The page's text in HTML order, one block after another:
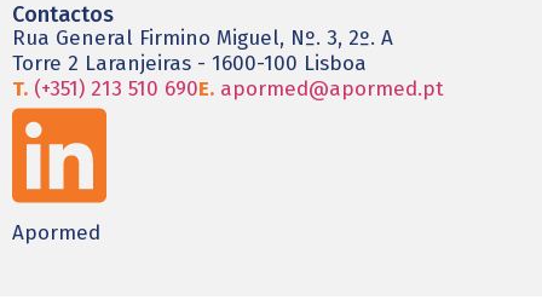
Contactos
Rua General Firmino Miguel, Nº. 3, 2º. A
Torre 2 Laranjeiras - 1600-100 Lisboa
T. (+351) 213 510 690E. apormed@apormed.pt
Apormed